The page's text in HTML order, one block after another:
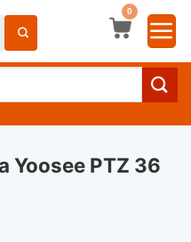
0
Yoosee PTZ 36